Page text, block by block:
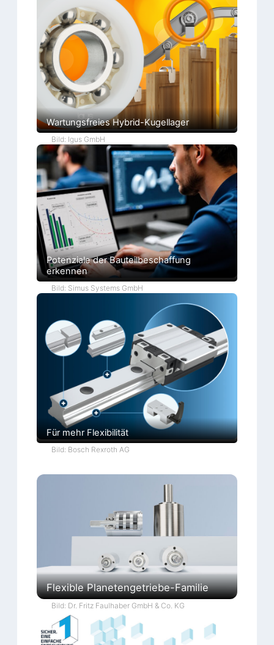
Wartungsfreies Hybrid-Kugellager
Bild: Igus GmbH
Potenziale der Bauteilbeschaffung
erkennen
Bild: Simus Systems GmbH
Für mehr Flexibilität
Bild: Bosch Rexroth AG
Flexible Planetengetriebe-Familie
Bild: Dr. Fritz Faulhaber GmbH & Co. KG